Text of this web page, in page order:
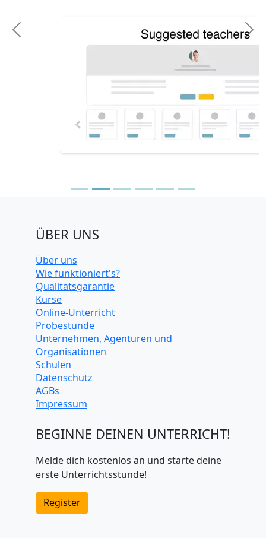
Previous
ÜBER UNS
Über uns
Wie funktioniert's?
Qualitätsgarantie
Kurse
Online-Unterricht
Probestunde
Unternehmen, Agenturen und
Organisationen
Schulen
Datenschutz
AGBs
Impressum
BEGINNE DEINEN UNTERRICHT!
Melde dich kostenlos an und starte deine
erste Unterrichtsstunde!
Register